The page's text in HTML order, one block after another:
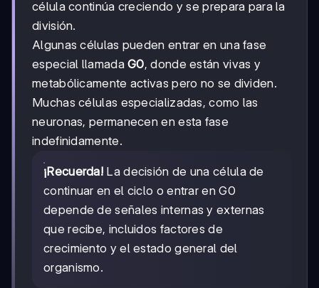
célula continúa creciendo y se prepara para la
división.
Algunas células pueden entrar en una fase
especial llamadaG0, donde están vivas y
metabólicamente activas pero no se dividen.
Muchas células especializadas, como las
neuronas, permanecen en esta fase
indefinidamente.
¡Recuerda! La decisión de una célula de
continuar en el ciclo o entrar en G0
depende de señales internas y externas
que recibe, incluidos factores de
crecimiento y el estado general del
organismo.